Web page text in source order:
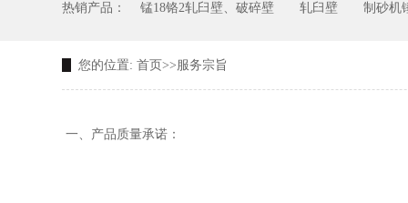
热销产品： 锰18铬2轧臼壁、破碎壁 轧臼壁 制砂机
您的位置: 首页 >>服务宗旨
一、产品质量承诺：